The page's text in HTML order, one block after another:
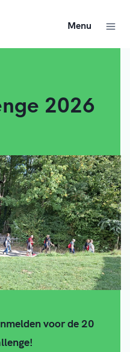
Menu
2026
voor de 20